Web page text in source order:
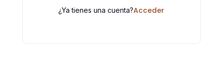
¿Ya tienes una cuenta?Acceder